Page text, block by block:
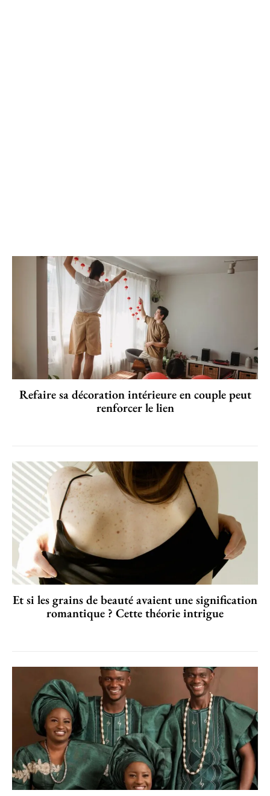
Refaire sa décoration intérieure en couple peut
renforcer le lien
Et si les grains de beauté avaient une signification
romantique ? Cette théorie intrigue